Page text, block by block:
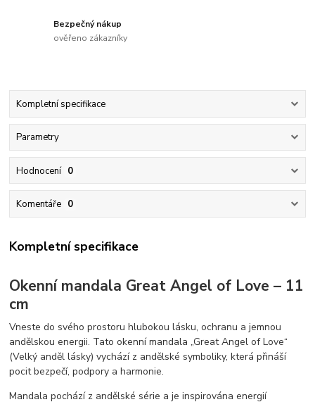
Bezpečný nákup
ověřeno zákazníky
Kompletní specifikace
Parametry
Hodnocení 0
Komentáře 0
Kompletní specifikace
Okenní mandala Great Angel of Love – 11
cm
Vneste do svého prostoru hlubokou lásku, ochranu a jemnou
andělskou energii. Tato okenní mandala „Great Angel of Love“
(Velký anděl lásky) vychází z andělské symboliky, která přináší
pocit bezpečí, podpory a harmonie.
Mandala pochází z andělské série a je inspirována energií